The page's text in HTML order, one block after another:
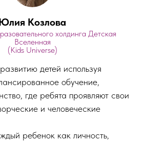
Козлова
холдинга Детская
Вселенная
(Kids Universe)
детей используя
обучение,
где ребята проявляют свои
и человеческие
ребенок как личность,